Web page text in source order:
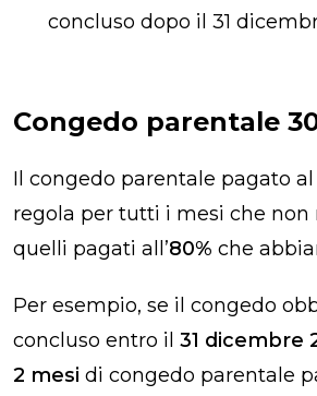
concluso dopo il 31
Congedo parentale
Il congedo parentale pagato al
regola per tutti i mesi che non
quelli pagati all’80% che
Per esempio, se il congedo
concluso entro il 31 dicembre
2 mesi di congedo parentale